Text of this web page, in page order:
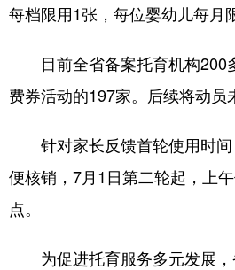
每档限用1张，每位婴幼儿每月
目前全省备案托育机构200
费券活动的197家。后续将动员
针对家长反馈首轮使用时间
便核销，7月1日第二轮起，上
点。
为促进托育服务多元发展，